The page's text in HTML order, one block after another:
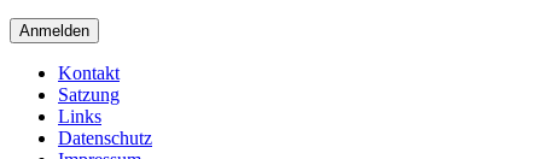
Anmelden
Kontakt
Satzung
Links
Datenschutz